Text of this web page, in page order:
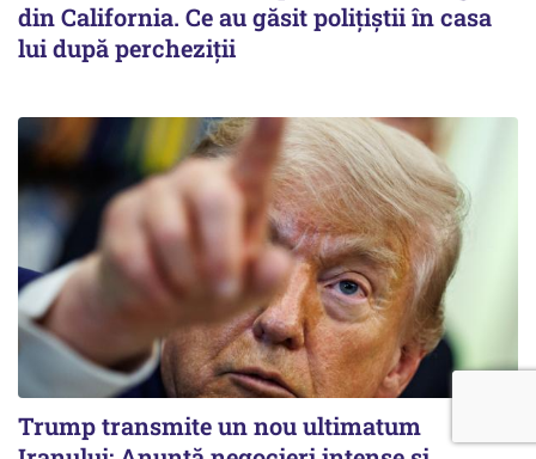
din California. Ce au găsit polițiștii în casa
lui după percheziții
Trump transmite un nou ultimatum